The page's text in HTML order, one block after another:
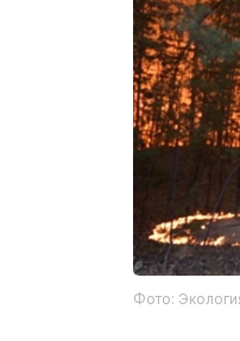
Фото: